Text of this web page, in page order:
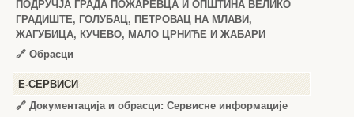
ПОДРУЧЈА ГРАДА ПОЖАРЕВЦА И ОПШТИНА ВЕЛИКО
ГРАДИШТЕ, ГОЛУБАЦ, ПЕТРОВАЦ НА МЛАВИ,
ЖАГУБИЦА, КУЧЕВО, МАЛО ЦРНИЋЕ И ЖАБАРИ
🔗 Обрасци
Е-СЕРВИСИ
🔗 Документација и обрасци: Сервисне информације